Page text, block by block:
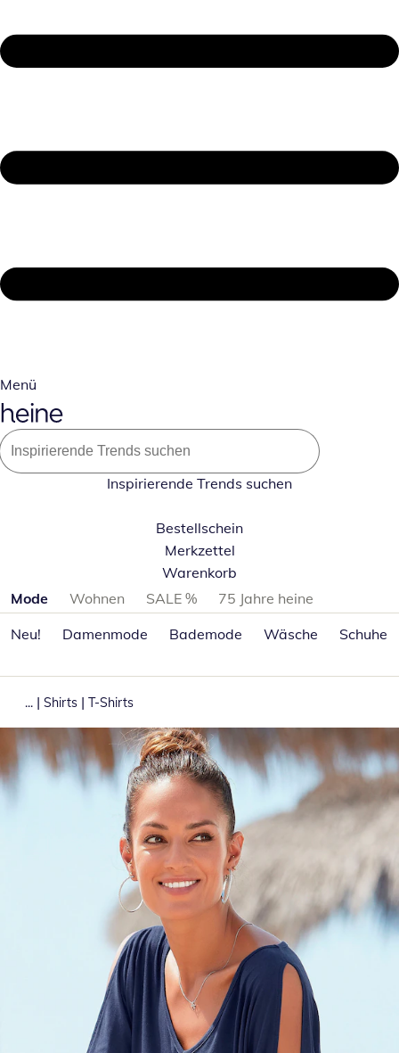
Menü
Inspirierende Trends suchen
Bestellschein
Merkzettel
Warenkorb
Produktkategorien überspringen
Mode Wohnen SALE %
75 Jahre heine
Neu!
Damenmode Bademode Wäsche Schuhe
... | Shirts | T-Shirts